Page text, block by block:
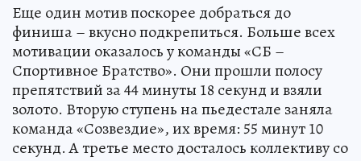
Еще один мотив поскорее добраться до
финиша – вкусно подкрепиться. Больше всех
мотивации оказалось у команды «СБ –
Спортивное Братство». Они прошли полосу
препятствий за 44 минуты 18 секунд и взяли
золото. Вторую ступень на пьедестале заняла
команда «Созвездие», их время: 55 минут 10
секунд. А третье место досталось коллективу со